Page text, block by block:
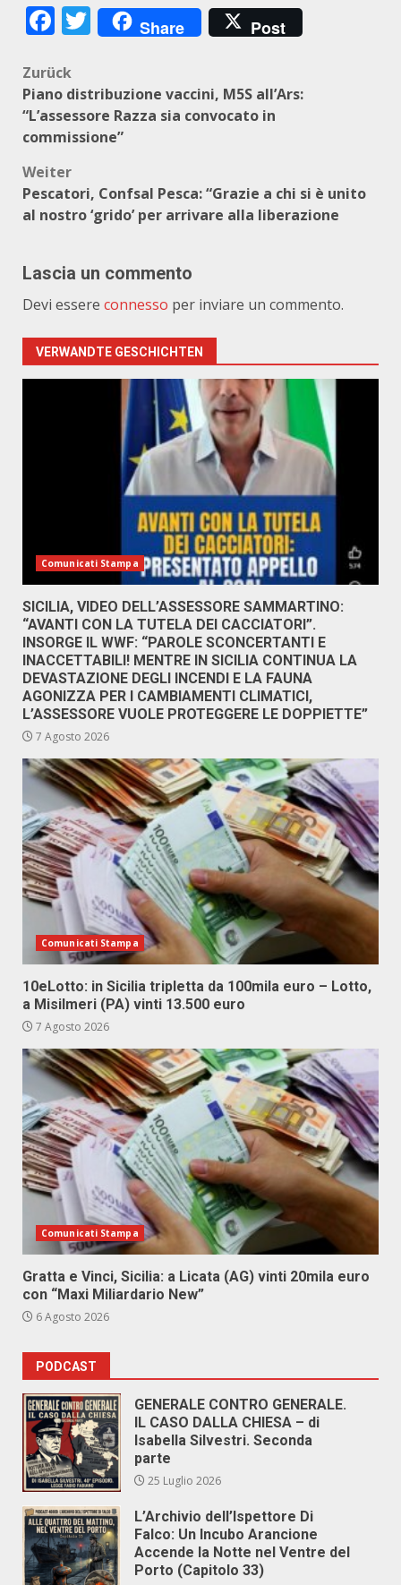
Facebook
Twitter
Share Post
Beitragsnavigation
Zurück
Piano distribuzione vaccini, M5S all’Ars:
“L’assessore Razza sia convocato in
commissione”
Weiter
Pescatori, Confsal Pesca: “Grazie a chi si è unito
al nostro ‘grido’ per arrivare alla liberazione
Lascia un commento
Devi essere connesso per inviare un commento.
VERWANDTE GESCHICHTEN
Comunicati Stampa
SICILIA, VIDEO DELL’ASSESSORE SAMMARTINO:
“AVANTI CON LA TUTELA DEI CACCIATORI”.
INSORGE IL WWF: “PAROLE SCONCERTANTI E
INACCETTABILI! MENTRE IN SICILIA CONTINUA LA
DEVASTAZIONE DEGLI INCENDI E LA FAUNA
AGONIZZA PER I CAMBIAMENTI CLIMATICI,
L’ASSESSORE VUOLE PROTEGGERE LE DOPPIETTE”
7 Agosto 2026
Comunicati Stampa
10eLotto: in Sicilia tripletta da 100mila euro – Lotto,
a Misilmeri (PA) vinti 13.500 euro
7 Agosto 2026
Comunicati Stampa
Gratta e Vinci, Sicilia: a Licata (AG) vinti 20mila euro
con “Maxi Miliardario New”
6 Agosto 2026
PODCAST
GENERALE CONTRO GENERALE.
IL CASO DALLA CHIESA – di
Isabella Silvestri. Seconda
parte
25 Luglio 2026
L’Archivio dell’Ispettore Di
Falco: Un Incubo Arancione
Accende la Notte nel Ventre del
Porto (Capitolo 33)